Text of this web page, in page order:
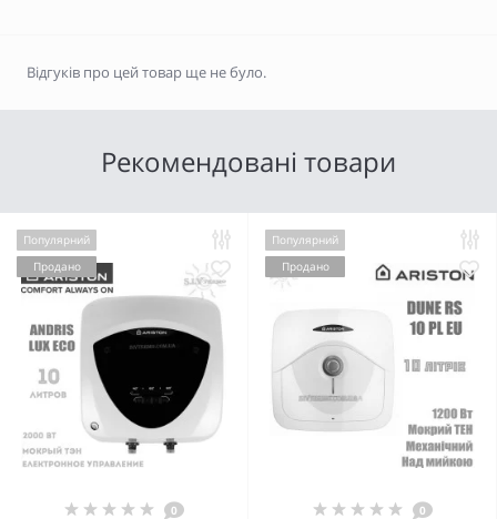
Відгуків про цей товар ще не було.
Рекомендовані товари
Популярний
Продано
0
Популярний
Продано
0